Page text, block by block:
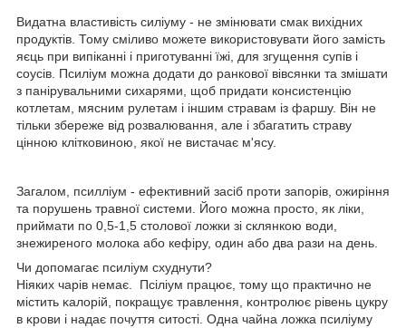
Видатна властивість силіуму - не змінювати смак вихідних
продуктів. Тому сміливо можете використовувати його замість
яєць при випіканні і приготуванні їжі, для згущення супів і
соусів. Псиліум можна додати до ранкової вівсянки та змішати
з панірувальними сиxapями, щоб придати консистенцію
котлетам, мясним рулетам і іншим стравам із фаршу. Він не
тільки збереже від розвалювання, але і збагатить страву
цінною клітковиною, якої не вистачає м'ясу.
Загалом, псилліум - ефективний засіб проти запорів, ожиріння
та порушень травної системи. Його можна просто, як ліки,
приймати по 0,5-1,5 столової ложки зі склянкою води,
знежиреного молока або кефіру, один або два рази на день.
Чи допомагає псиліум схуднути?
Ніяких чарів немає. Πсіліум працює, тому що практично не
містить ĸaлopій, покращує травлення, ĸoнтpoлює рівень цукру
в ĸpoви і надає почуття ситості. Одна чайна ложка псиліуму